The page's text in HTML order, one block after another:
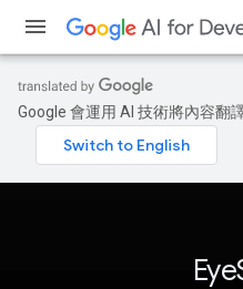
Google 會運用 AI 技術將內容翻